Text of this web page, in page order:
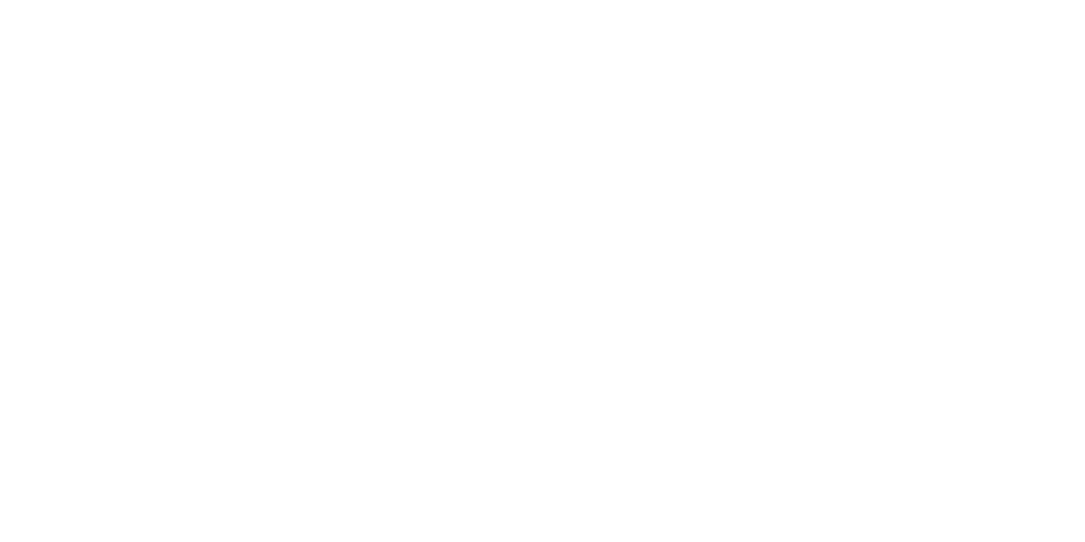
Gestione asset hardware IT introduce un modello di dati asset-first per
hardware IT
che l'organizzazione soddisfi i requisiti di sistema e assegni l'accesso utente
e gli insiemi di autorizzazioni necessari per implementare questa funzionalità.
hardware IT
inventario per tenere traccia dei dispositivi e dei roll-up delle quantità basati
con prenotazioni non vincolanti per evitare la doppia prenotazione prima di
dello stato in tempo reale direttamente nella sequenza temporale di un asset.
eventi per allineare i record al database di gestione delle configurazioni (CMDB).
di servizio
l'accesso al sistema e il provisioning hardware. Passaggio dai casi standard alle
i flussi di lavoro del ciclo di vita dell'hardware. Centralizzare il tracciamento
inventario per soddisfare le richieste dei dipendenti e mantenere record di
le scorte ed evitare doppie prenotazioni mentre i team di magazzino selezionano i
prenotare, tenere traccia e distribuire asset IT interni ai dipendenti. Collegare i
per stabilire una chiara catena di custodia. Gestire un itinerario di controllo
traccia degli aggiornamenti delle spedizioni in tempo reale quando l'hardware
gli stati degli asset durante la distribuzione.